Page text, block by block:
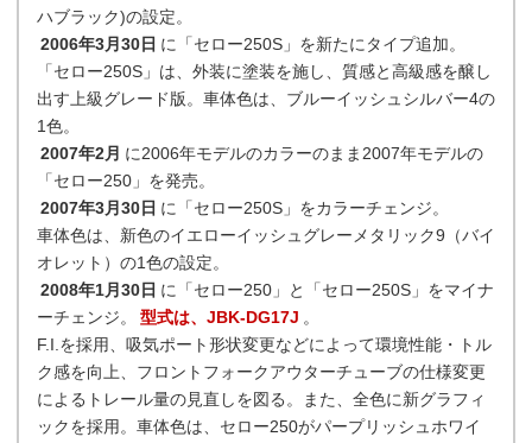
ハブラック)の設定。
2006年3月30日 に「セロー250S」を新たにタイプ追加。
「セロー250S」は、外装に塗装を施し、質感と高級感を醸し
出す上級グレード版。車体色は、ブルーイッシュシルバー4の
1色。
2007年2月 に2006年モデルのカラーのまま2007年モデルの
「セロー250」を発売。
2007年3月30日 に「セロー250S」をカラーチェンジ。
車体色は、新色のイエローイッシュグレーメタリック9（バイ
オレット）の1色の設定。
2008年1月30日 に「セロー250」と「セロー250S」をマイナ
ーチェンジ。
型式は、JBK-DG17J 。
F.I.を採用、吸気ポート形状変更などによって環境性能・トル
ク感を向上、フロントフォークアウターチューブの仕様変更
によるトレール量の見直しを図る。また、全色に新グラフィ
ックを採用。車体色は、セロー250がパープリッシュホワイ